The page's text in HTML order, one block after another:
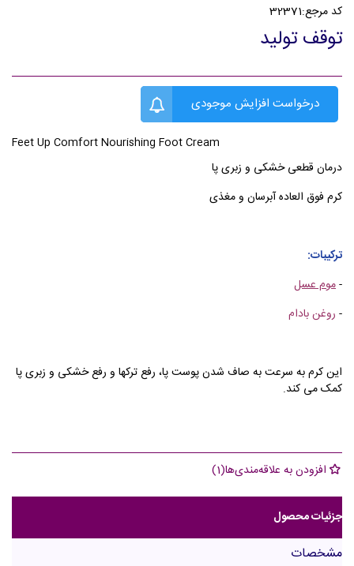
کد مرجع:32371
توقف تولید
درخواست افزایش موجودی
Feet Up Comfort Nourishing Foot Cream
درمان قطعی خشکی و زبری پا
کرم فوق العاده آبرسان و مغذی
ترکیبات:
-موم عسل
- روغن بادام
این کرم به سرعت به صاف شدن پوست پا، رفع ترکها و رفع خشکی و زبری پا
کمک می کند.
افزودن به علاقه‌مندی‌ها(
1
)
جزئیات محصول
مشخصات